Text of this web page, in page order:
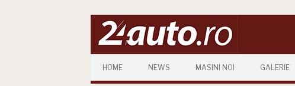
HOME NEWS MASINI NOI GALERIE